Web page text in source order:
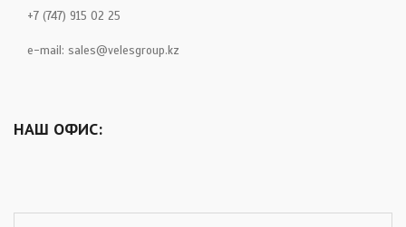
+7 (747) 915 02 25
e-mail: sales@velesgroup.kz
НАШ ОФИС: